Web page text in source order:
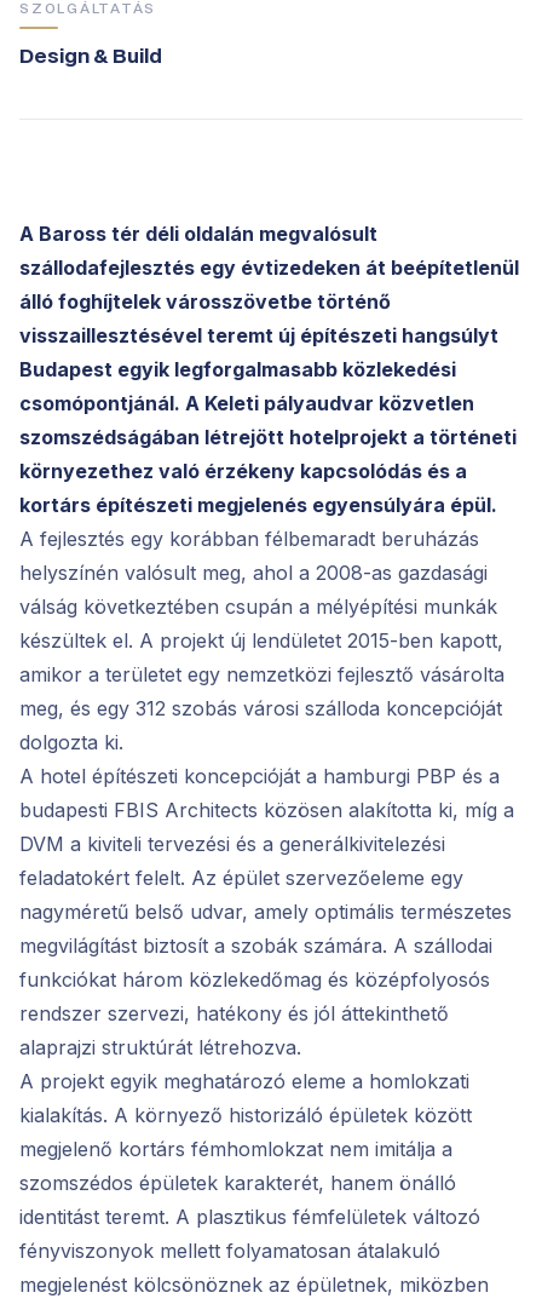
SZOLGÁLTATÁS
Design & Build
A Baross tér déli oldalán megvalósult
szállodafejlesztés egy évtizedeken át beépítetlenül
álló foghíjtelek városszövetbe történő
visszaillesztésével teremt új építészeti hangsúlyt
Budapest egyik legforgalmasabb közlekedési
csomópontjánál. A Keleti pályaudvar közvetlen
szomszédságában létrejött hotelprojekt a történeti
környezethez való érzékeny kapcsolódás és a
kortárs építészeti megjelenés egyensúlyára épül.
A fejlesztés egy korábban félbemaradt beruházás
helyszínén valósult meg, ahol a 2008-as gazdasági
válság következtében csupán a mélyépítési munkák
készültek el. A projekt új lendületet 2015-ben kapott,
amikor a területet egy nemzetközi fejlesztő vásárolta
meg, és egy 312 szobás városi szálloda koncepcióját
dolgozta ki.
A hotel építészeti koncepcióját a hamburgi PBP és a
budapesti FBIS Architects közösen alakította ki, míg a
DVM a kiviteli tervezési és a generálkivitelezési
feladatokért felelt. Az épület szervezőeleme egy
nagyméretű belső udvar, amely optimális természetes
megvilágítást biztosít a szobák számára. A szállodai
funkciókat három közlekedőmag és középfolyosós
rendszer szervezi, hatékony és jól áttekinthető
alaprajzi struktúrát létrehozva.
A projekt egyik meghatározó eleme a homlokzati
kialakítás. A környező historizáló épületek között
megjelenő kortárs fémhomlokzat nem imitálja a
szomszédos épületek karakterét, hanem önálló
identitást teremt. A plasztikus fémfelületek változó
fényviszonyok mellett folyamatosan átalakuló
megjelenést kölcsönöznek az épületnek, miközben